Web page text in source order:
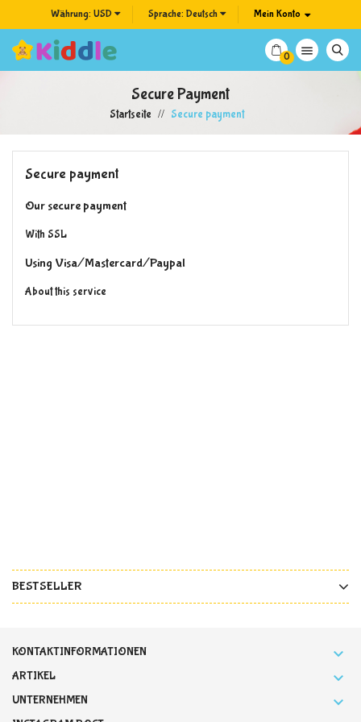
Währung: USD Sprache: Deutsch Mein Konto
0 
Secure Payment
Startseite Secure payment
Secure payment
Our secure payment
With SSL
Using Visa/Mastercard/Paypal
About this service
BESTSELLER
KONTAKTINFORMATIONEN 
ARTIKEL 
UNTERNEHMEN 